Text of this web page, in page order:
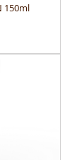
150ml